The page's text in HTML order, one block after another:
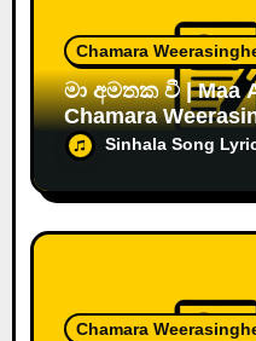
Chamara
මා අමතක වී | Maa
Chamara
Sinhala Song
Chamara